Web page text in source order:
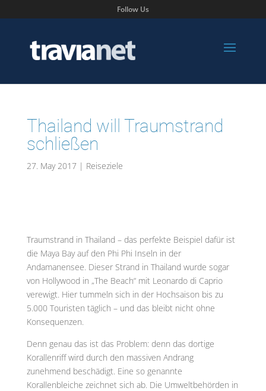
Follow Us
Thailand will Traumstrand
schließen
27. May 2017| Reiseziele
Traumstrand in Thailand – das perfekte Beispiel dafür ist
die Maya Bay auf den Phi Phi Inseln in der
Andamanensee. Dieser Strand in Thailand wurde sogar
von Hollywood in „The Beach“ mit Leonardo di Caprio
verewigt. Hier tummeln sich in der Hochsaison bis zu
5.000 Touristen täglich – und das bleibt nicht ohne
Konsequenzen.
Denn genau das ist das Problem: denn das dortige
Korallenriff wird durch den massiven Andrang
zunehmend beschädigt. Eine so genannte
Korallenbleiche zeichnet sich ab. Die Umweltbehörden in